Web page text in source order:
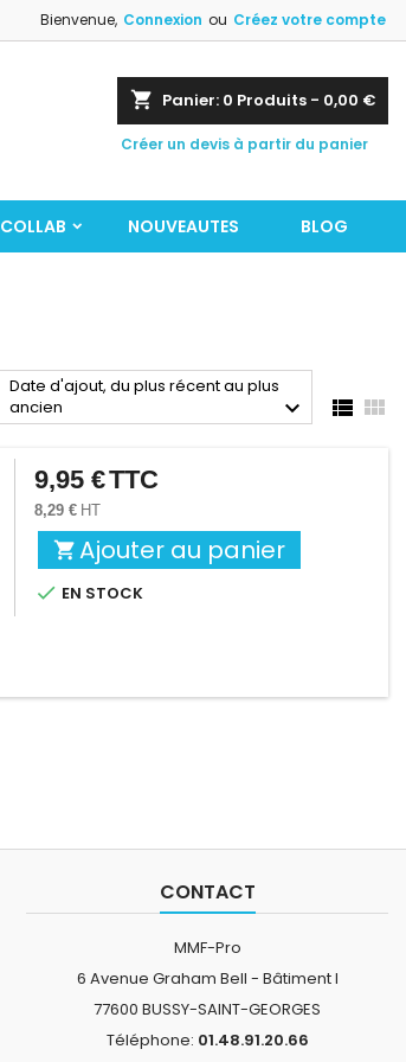
Bienvenue, Connexion ou Créez votre compte
shopping_cart Panier: 0 Produits - 0,00 €
Créer un devis à partir du panier
COLLAB NOUVEAUTES BLOG
Date d'ajout, du plus récent au plus
ancien
  
Prix
9,95 €TTC
8,29 € HT
 Ajouter au panier
 EN STOCK
CONTACT
MMF-Pro
6 Avenue Graham Bell - Bâtiment I
77600 BUSSY-SAINT-GEORGES
Téléphone: 01.48.91.20.66